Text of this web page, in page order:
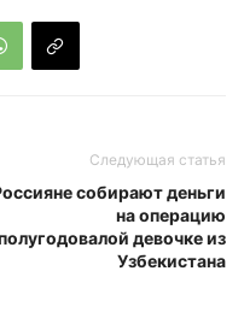
Следующая статья
собирают деньги
на операцию
девочке из
Узбекистана